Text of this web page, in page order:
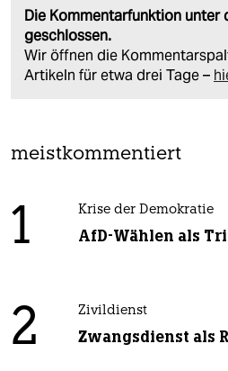
Die Kommentarfunktion unter
geschlossen.
Wir öffnen die
Artikeln für etwa drei Tage –
meistkommentiert
1 Krise der Demokratie
AfD-Wählen als
2 Zivildienst
Zwangsdienst als